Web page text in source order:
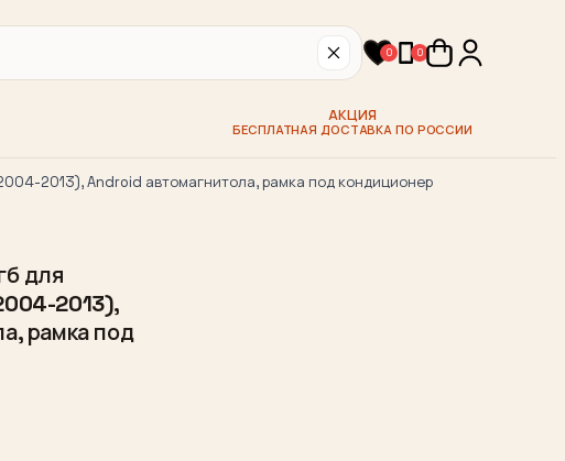
0 0
АКЦИЯ
БЕСПЛАТНАЯ ДОСТАВКА ПО РОССИИ
2013), Android автомагнитола, рамка под кондиционер
для
2013),
рамка под